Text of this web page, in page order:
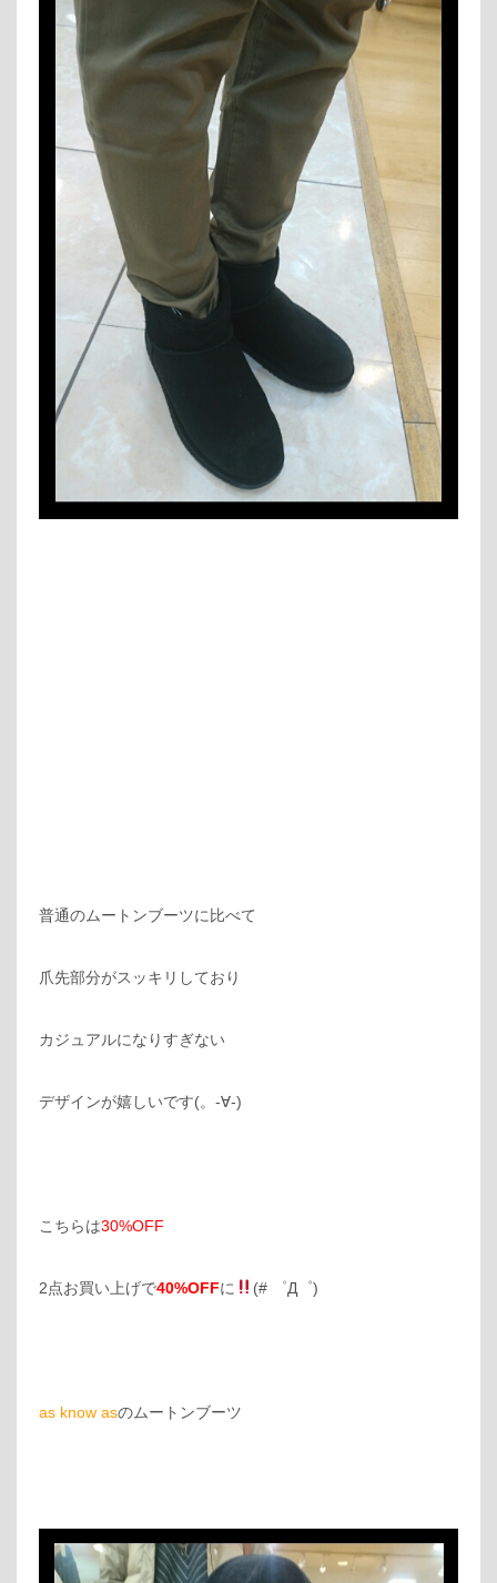
普通のムートンブーツに比べて
爪先部分がスッキリしており
カジュアルになりすぎない
デザインが嬉しいです(。-∀-)
こちらは30%OFF
2点お買い上げで40%OFFに (# ゜Д゜)
as know asのムートンブーツ